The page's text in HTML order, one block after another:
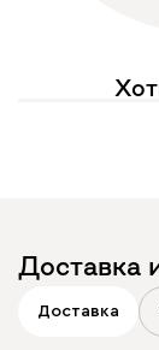
Доставка
Доставка